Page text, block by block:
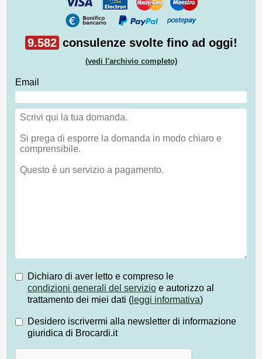
9.582 consulenze svolte fino ad oggi!
(vedi l'archivio completo)
Email
Dichiaro di aver letto e compreso le
condizioni generali del servizio e autorizzo al
trattamento dei miei dati ( leggi informativa)
Desidero iscrivermi alla newsletter di informazione
giuridica di Brocardi.it